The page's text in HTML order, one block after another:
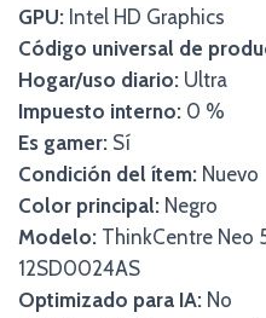
GPU: Intel HD Graphics
Código universal de
Hogar/uso diario: Ultra
Impuesto interno: 0 %
Es gamer: Sí
Condición del ítem: Nuevo
Color principal: Negro
Modelo: ThinkCentre Neo
12SD0024AS
Optimizado para IA: No